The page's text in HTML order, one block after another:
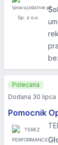
Pomocnik
Polecana
Dodana 30 lipca